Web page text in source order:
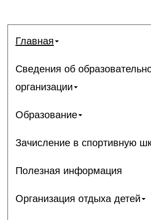
Главная
Сведения об
организации
Образование
Зачисление в спортивную
Полезная информация
Организация отдыха детей